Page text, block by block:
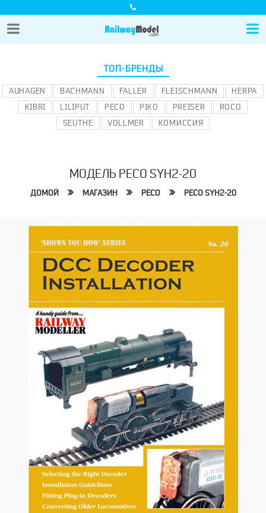
ТОП-БРЕНДЫ
AUHAGEN BACHMANN FALLER FLEISCHMANN
HERPA
KIBRI
LILIPUT PECO PIKO PREISER
ROCO
SEUTHE
VOLLMER КОМИССИЯ
МОДЕЛЬ PECO SYH2-20
ДОМОЙ МАГАЗИН PECO PECO SYH2-20